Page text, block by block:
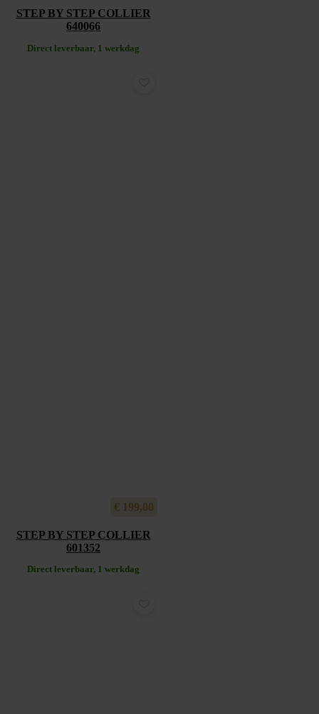
STEP BY STEP COLLIER
640066
Direct leverbaar, 1 werkdag
€ 199,00
STEP BY STEP COLLIER
601352
Direct leverbaar, 1 werkdag